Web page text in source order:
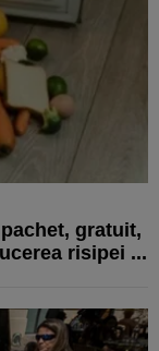
gratuit,
risipei ...